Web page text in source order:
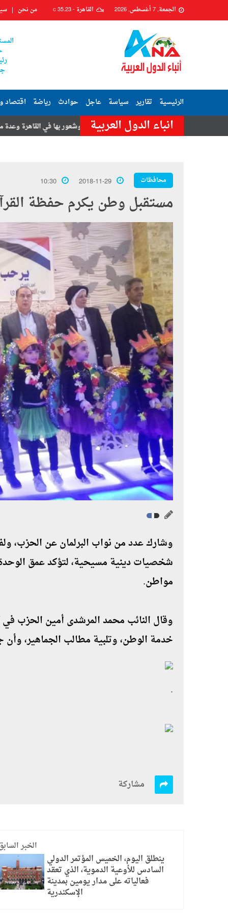
الجمعة, 7 أغسطس, 2026 القاهرة -35.23
C من نحن
الرئيسية تقارير سياسة عاجل حوادث رياضة اقتصاد
انباء الدول العربية
هزة أرضية تضرب مصر.. وشعور بها في القاهرة وعدة محافظات
محافظات 2018-11-29
10:30
مستقبل وطن يكرم حفظة
وشارك عدد من نواب البرلمان عن الحزب،
مواطن.
وقال النائب محمد المرشدى أمين الحزب
خدمة الوطن، وتلبية مطالب الجماهير،
.
مشاركة
الخبر
ينطلق اليوم، الخميس المؤتمر الدولي
السادس للأوعية الدموية، الذي تعقد
فعالياته على مدار يومين بمدينة
الإسكندرية